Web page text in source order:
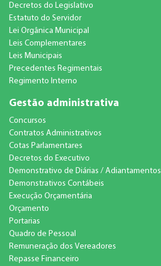
Decretos do Legislativo
Estatuto do Servidor
Lei Orgânica Municipal
Leis Complementares
Leis Municipais
Precedentes Regimentais
Regimento Interno
Gestão administrativa
Concursos
Contratos Administrativos
Cotas Parlamentares
Decretos do Executivo
Demonstrativo de Diárias / Adiantamentos
Demonstrativos Contábeis
Execução Orçamentária
Orçamento
Portarias
Quadro de Pessoal
Remuneração dos Vereadores
Repasse Financeiro